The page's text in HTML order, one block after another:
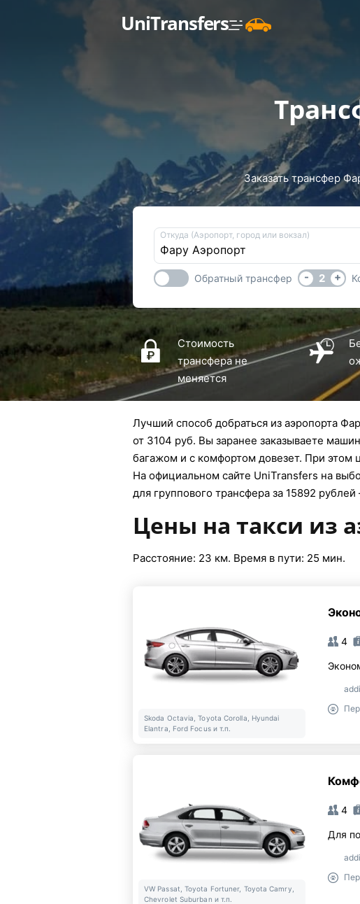
UniTransfers
Заказать трансфер
Откуда (Аэропорт, город или вокзал)
Обратный трансфер - 2 +
Стоимость
трансфера не
меняется
Лучший способ добраться из аэропорта
от 3104 руб. Вы заранее заказываете
багажом и с комфортом довезет. При этом
На официальном сайте UniTransfers на
для группового трансфера за 15892
Цены на такси из
Расстояние: 23 км. Время в пути: 25 мин.
Skoda Octavia, Toyota Corolla, Hyundai
Elantra, Ford Focus и т.п.
4
VW Passat, Toyota Fortuner, Toyota Camry,
Chevrolet Suburban и т.п.
4
Для